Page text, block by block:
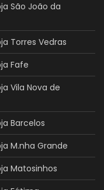
São João da
Torres Vedras
Fafe
Vila Nova de
Barcelos
M.nha Grande
Matosinhos